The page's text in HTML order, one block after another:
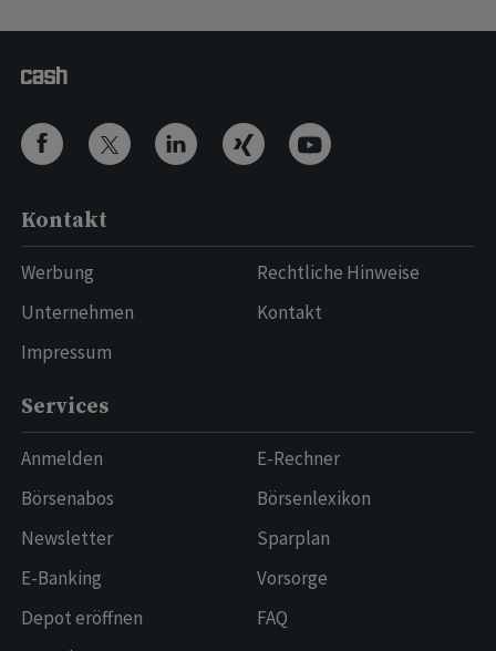
Kontakt
Werbung
Unternehmen
Impressum
Rechtliche Hinweise
Kontakt
Services
Anmelden
Börsenabos
Newsletter
E-Banking
Depot eröffnen
E-Rechner
Börsenlexikon
Sparplan
Vorsorge
FAQ